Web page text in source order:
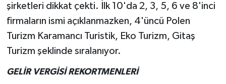
şirketleri dikkat çekti. İlk 10'da 2, 3, 5, 6 ve 8'inci
firmaların ismi açıklanmazken, 4'üncü Polen
Turizm Karamancı Turistik, Eko Turizm, Gitaş
Turizm şeklinde sıralanıyor.
GELİR VERGİSİ REKORTMENLERİ